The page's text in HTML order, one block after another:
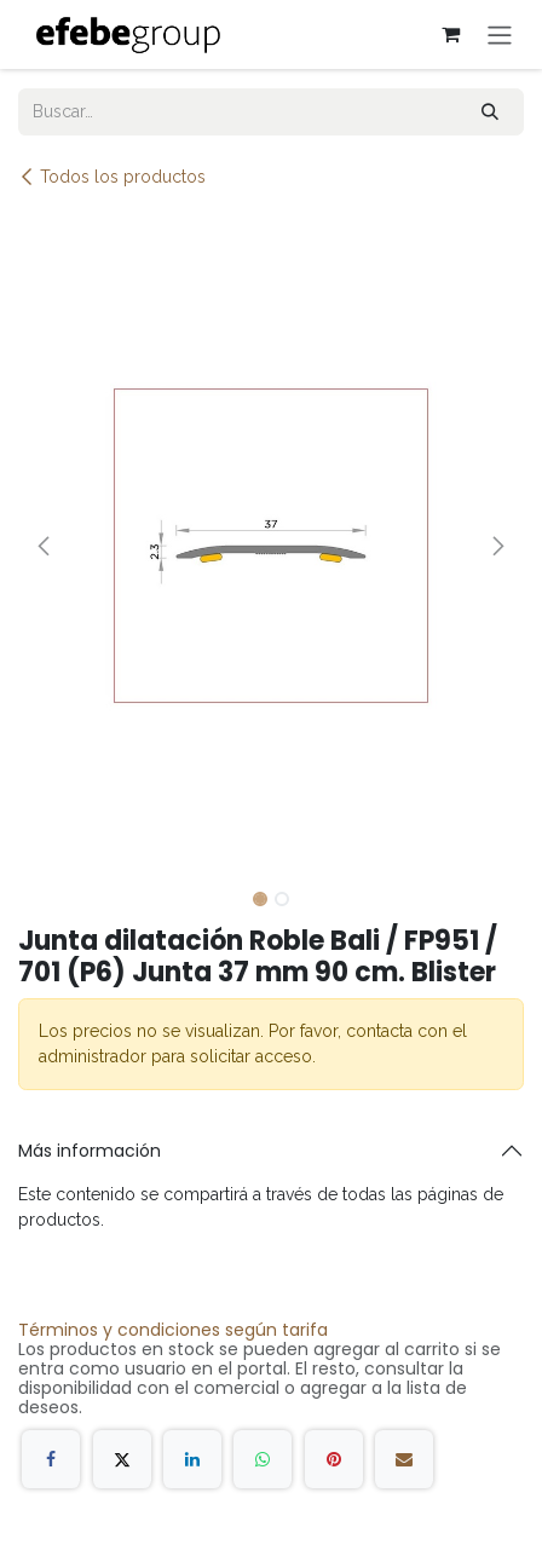
Ir al contenido
Todos los productos
Junta dilatación Roble Bali / FP951 /
701 (P6) Junta 37 mm 90 cm. Blister
Los precios no se visualizan. Por favor, contacta con el
administrador para solicitar acceso.
Más información
Este contenido se compartirá a través de todas las páginas de
productos.
Términos y condiciones según tarifa
Los productos en stock se pueden agregar al carrito si se
entra como usuario en el portal. El resto, consultar la
disponibilidad con el comercial o agregar a la lista de
deseos.